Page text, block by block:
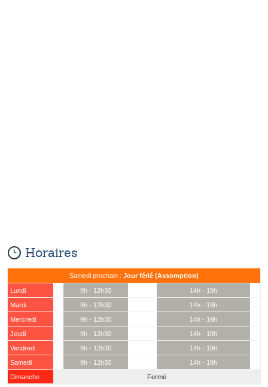
Horaires
Samedi prochain : Jour férié (Assomption)
Lundi 9h - 12h30
14h - 19h
Mardi
9h - 12h30
14h - 19h
Mercredi
9h - 12h30
14h - 19h
Jeudi
9h - 12h30
14h - 19h
Vendredi
9h - 12h30
14h - 19h
Samedi
9h - 12h30
14h - 19h
Dimanche
Fermé